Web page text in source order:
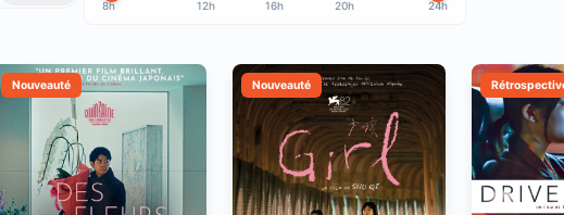
8h 12h 16h 20h 24h
Nouveauté Nouveauté